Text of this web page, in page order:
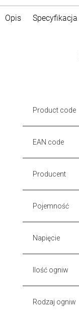
Opis Specyfikacja
Product code
EAN code
Producent
Pojemność
Napięcie
Ilość ogniw
Rodzaj ogniw